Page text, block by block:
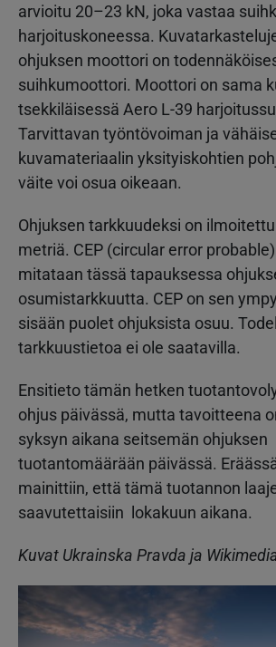
arvioitu 20–23 kN, joka vastaa
harjoituskoneessa.
ohjuksen moottori on
suihkumoottori. Moottori on sama
tsekkiläisessä Aero L-39
Tarvittavan työntövoiman ja
kuvamateriaalin yksityiskohtien
väite voi osua oikeaan.
Ohjuksen tarkkuudeksi on
metriä. CEP (circular error
mitataan tässä tapauksessa
osumistarkkuutta. CEP on sen
sisään puolet ohjuksista osuu.
tarkkuustietoa ei ole saatavilla.
Ensitieto tämän hetken
ohjus päivässä, mutta tavoitteena
syksyn aikana seitsemän ohjuksen
tuotantomäärään päivässä.
mainittiin, että tämä tuotannon
saavutettaisiin lokakuun aikana.
Kuvat Ukrainska Pravda ja